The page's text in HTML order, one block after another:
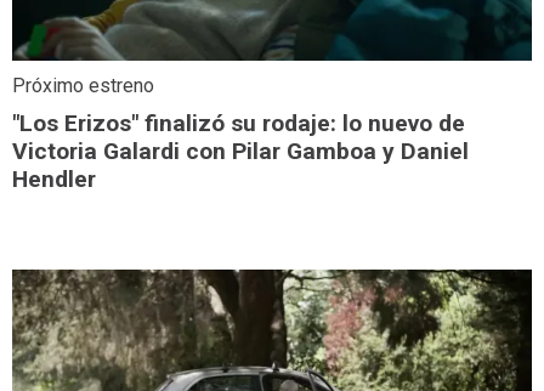
Próximo estreno
"Los Erizos" finalizó su rodaje: lo nuevo de
Victoria Galardi con Pilar Gamboa y Daniel
Hendler